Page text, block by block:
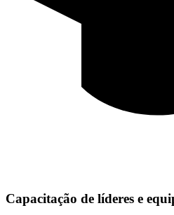
Capacitação de líderes e